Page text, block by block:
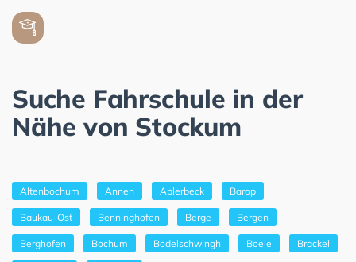
Suche Fahrschule in der
Nähe von Stockum
Altenbochum Annen Aplerbeck Barop
Baukau-Ost Benninghofen Berge Bergen
Berghofen Bochum Bodelschwingh Boele Brackel